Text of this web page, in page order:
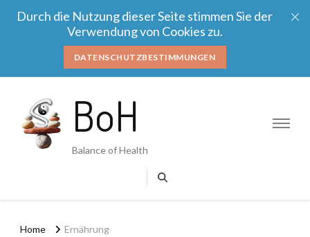
Durch die Nutzung dieser Seite stimmen Sie der
Verwendung von Cookies zu.
DATENSCHUTZBESTIMMUNGEN
BoH
Balance of Health
Home Ernährung